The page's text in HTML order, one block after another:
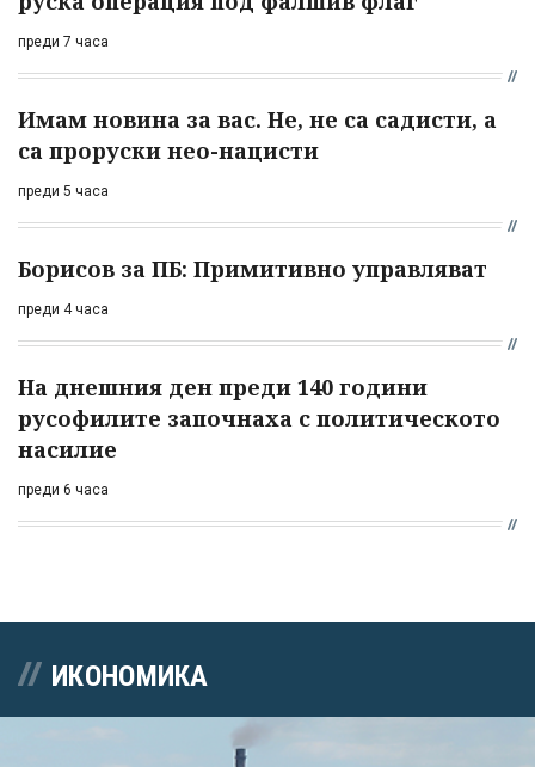
преди 7 часа
Имам новина за вас. Не, не са садисти, а
са проруски нео-нацисти
преди 5 часа
Борисов за ПБ: Примитивно управляват
преди 4 часа
На днешния ден преди 140 години
русофилите започнаха с политическото
насилие
преди 6 часа
ИКОНОМИКА